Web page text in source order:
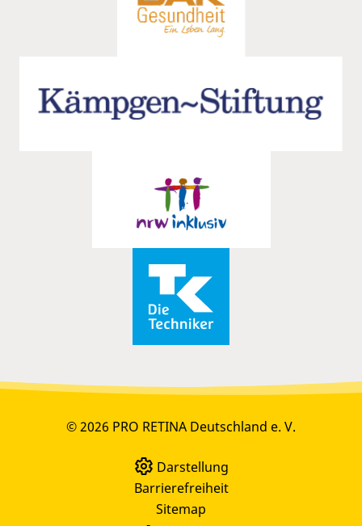
© 2026 PRO RETINA Deutschland e. V.
Darstellung
Barrierefreiheit
Sitemap